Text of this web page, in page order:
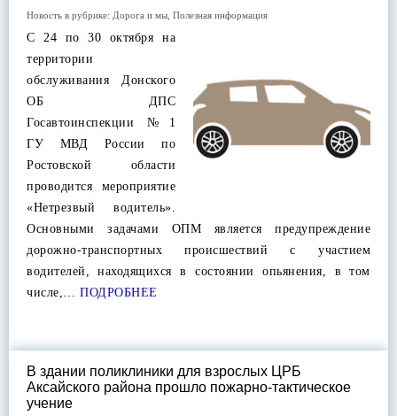
Новость в рубрике: Дорога и мы Полезная информация
С 24 по 30 октября на
территории
обслуживания Донского
ОБ ДПС
Госавтоинспекции №1
ГУ МВД России по
Ростовской области
проводится мероприятие
«Нетрезвый водитель».
Основными задачами ОПМ является предупреждение
дорожно-транспортных происшествий с участием
водителей, находящихся в состоянии опьянения, в том
числе,… ПОДРОБНЕЕ
В здании поликлиники для взрослых ЦРБ
Аксайского района прошло пожарно-тактическое
учение